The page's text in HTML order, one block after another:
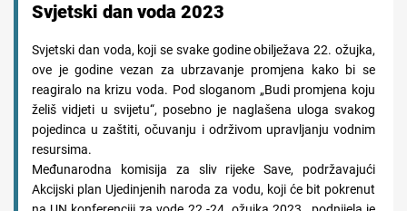
Svjetski dan voda 2023
Svjetski dan voda, koji se svake godine obilježava 22. ožujka,
ove je godine vezan za ubrzavanje promjena kako bi se
reagiralo na krizu voda. Pod sloganom „Budi promjena koju
želiš vidjeti u svijetu“, posebno je naglašena uloga svakog
pojedinca u zaštiti, očuvanju i održivom upravljanju vodnim
resursima.
Međunarodna komisija za sliv rijeke Save, podržavajući
Akcijski plan Ujedinjenih naroda za vodu, koji će bit pokrenut